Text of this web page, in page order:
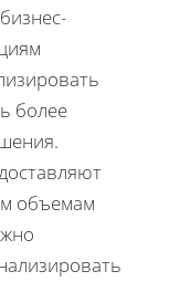
более
объемам